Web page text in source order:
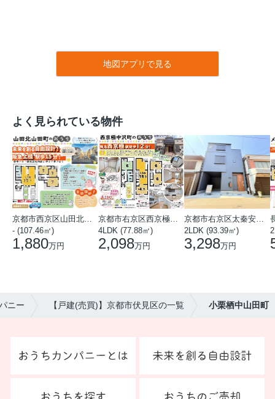
地図アプリで見る
よく見られている物件
- (107.46㎡)
1,880万円
4LDK (77.88㎡)
2,098万円
2LDK (93.39㎡)
3,298万円
ニー 【戸建(売買)】京都市伏見区の一覧 小栗栖中山田町